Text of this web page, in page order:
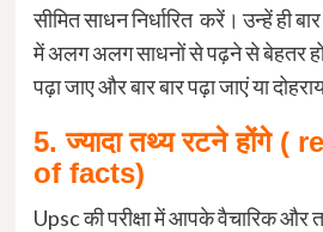
सीमित साधन निर्धारित करें। उन्हें ही बार
में अलग अलग साधनों से पढ़ने से बेहतर
पढ़ा जाए और बार बार पढ़ा जाएं या
5. ज्यादा तथ्य रटने होंगे (
of facts)
Upsc की परीक्षा में आपके वैचारिक और